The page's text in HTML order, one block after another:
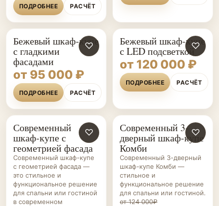
ПОДРОБНЕЕ РАСЧЁТ
♡
Бежевый шкаф-купе
с гладкими
фасадами
от 95 000 ₽
ПОДРОБНЕЕ РАСЧЁТ
♡
Бежевый шкаф-купе
с LED подсветкой
от 120 000 ₽
ПОДРОБНЕЕ РАСЧЁТ
ШКАФЫ-
КУПЕ НА ЗАКАЗ
♡
Современный
шкаф-купе с
геометрией фасада
Современный шкаф-купе
с геометрией фасада —
это стильное и
функциональное решение
для спальни или гостиной
в современном
ШКАФЫ-
КУПЕ НА ЗАКАЗ
♡
Современный 3-
дверный шкаф-купе
Комби
Современный 3-дверный
шкаф-купе Комби —
стильное и
функциональное решение
для спальни или гостиной.
от 124 000₽